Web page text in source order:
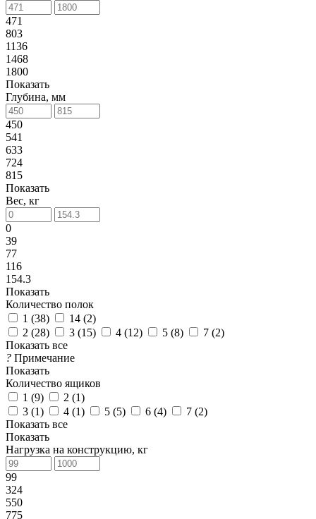
471
803
1136
1468
1800
Показать
Глубина, мм
450
541
633
724
815
Показать
Вес, кг
0
39
77
116
154.3
Показать
Количество полок
1 (38) 14 (2)
2 (28) 3 (15) 4 (12) 5 (8) 7 (2)
Показать все
? Примечание
Показать
Количество ящиков
1 (9) 2 (1)
3 (1) 4 (1) 5 (5) 6 (4) 7 (2)
Показать все
Показать
Нагрузка на конструкцию, кг
99
324
550
775